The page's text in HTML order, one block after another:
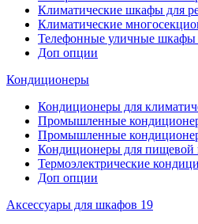
Климатические шкафы для
Климатические
Телефонные уличные
Доп опции
Кондиционеры
Кондиционеры для
Промышленные
Промышленные
Кондиционеры для
Термоэлектрические
Доп опции
Аксессуары для шкафов 19